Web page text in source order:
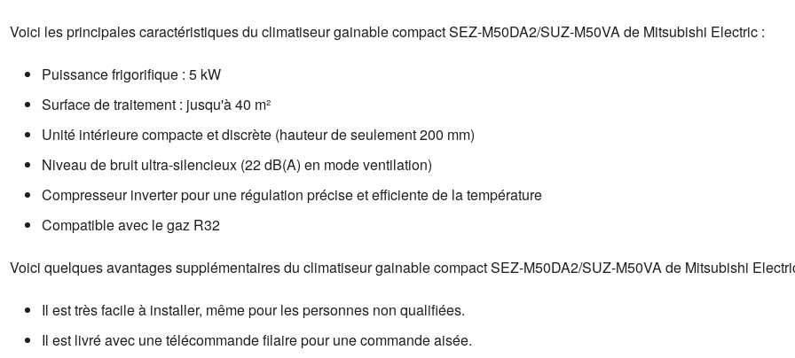
Voici les principales caractéristiques du climatiseur gainable compact SEZ-M50DA2/SUZ-M50VA de Mitsubishi Electric :
Puissance frigorifique : 5 kW
Surface de traitement : jusqu'à 40 m²
Unité intérieure compacte et discrète (hauteur de seulement 200 mm)
Niveau de bruit ultra-silencieux (22 dB(A) en mode ventilation)
Compresseur inverter pour une régulation précise et efficiente de la température
Compatible avec le gaz R32
Voici quelques avantages supplémentaires du climatiseur gainable compact SEZ-M50DA2/SUZ-M50VA de Mitsubishi
Il est très facile à installer, même pour les personnes non qualifiées.
Il est livré avec une télécommande filaire pour une commande aisée.